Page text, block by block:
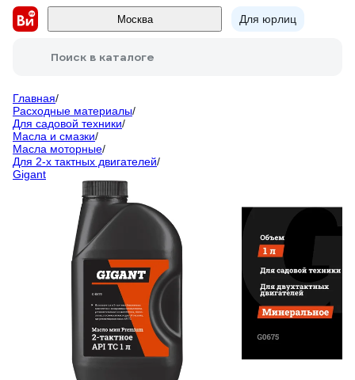
Москва Для юрлиц
Поиск в каталоге
Главная/
Расходные материалы/
Для садовой техники/
Масла и смазки/
Масла моторные/
Для 2-х тактных двигателей/
Gigant